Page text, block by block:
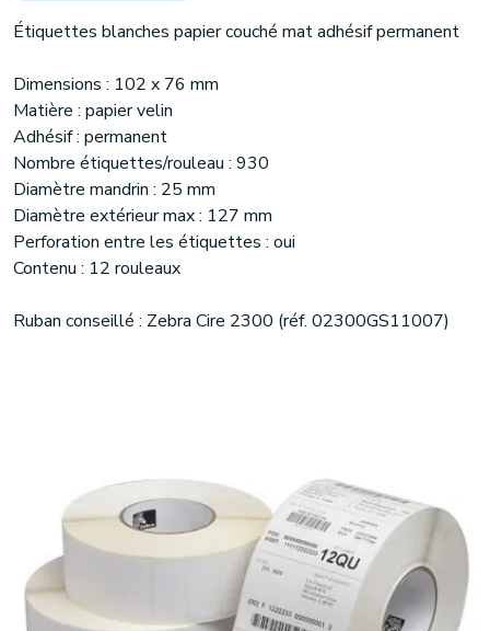
Étiquettes blanches papier couché mat adhésif permanent
Dimensions : 102 x 76 mm
Matière : papier velin
Adhésif : permanent
Nombre étiquettes/rouleau : 930
Diamètre mandrin : 25 mm
Diamètre extérieur max : 127 mm
Perforation entre les étiquettes : oui
Contenu : 12 rouleaux
Ruban conseillé : Zebra Cire 2300 (réf. 02300GS11007)